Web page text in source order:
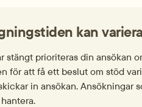
kan variera
stängt prioriteras din ansökan
för att få ett beslut om stöd
in ansökan. Ansökningar